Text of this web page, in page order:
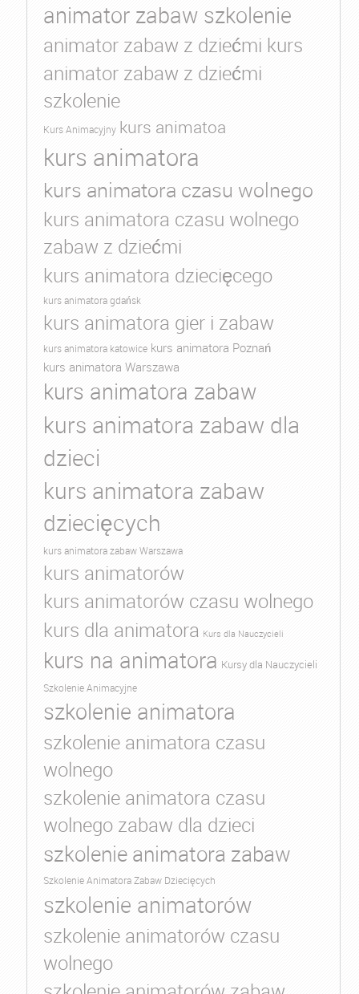
animator zabaw szkolenie
animator zabaw z dziećmi kurs
animator zabaw z dziećmi
szkolenie
Kurs Animacyjny kurs animatoa
kurs animatora
kurs animatora czasu wolnego
kurs animatora czasu wolnego
zabaw z dziećmi
kurs animatora dziecięcego
kurs animatora gdańsk
kurs animatora gier i zabaw
kurs animatora katowice kurs animatora Poznań
kurs animatora Warszawa
kurs animatora zabaw
kurs animatora zabaw dla
dzieci
kurs animatora zabaw
dziecięcych
kurs animatora zabaw Warszawa
kurs animatorów
kurs animatorów czasu wolnego
kurs dla animatora Kurs dla Nauczycieli
kurs na animatora Kursy dla Nauczycieli
Szkolenie Animacyjne
szkolenie animatora
szkolenie animatora czasu
wolnego
szkolenie animatora czasu
wolnego zabaw dla dzieci
szkolenie animatora zabaw
Szkolenie Animatora Zabaw Dziecięcych
szkolenie animatorów
szkolenie animatorów czasu
wolnego